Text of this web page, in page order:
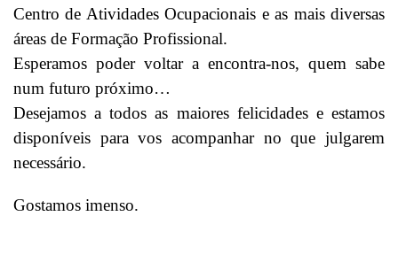
Centro de Atividades Ocupacionais e as mais diversas
áreas de Formação Profissional.
Esperamos poder voltar a encontra-nos, quem sabe
num futuro próximo…
Desejamos a todos as maiores felicidades e estamos
disponíveis para vos acompanhar no que julgarem
necessário.
Gostamos imenso.